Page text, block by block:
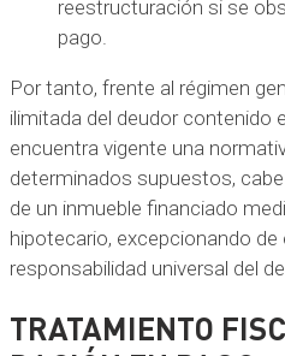
reestructuración si se
pago.
Por tanto, frente al régimen
ilimitada del deudor contenido
encuentra vigente una
determinados supuestos,
de un inmueble financiado
hipotecario, excepcionando
responsabilidad universal del
TRATAMIENTO